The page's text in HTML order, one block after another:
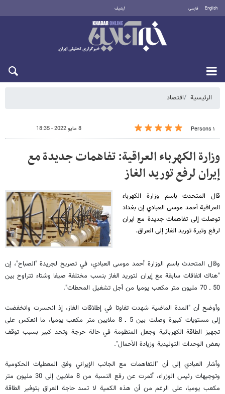
English فارسی أرشيف
الرئيسية اقتصاد
١ Persons 8 مايو 2022 - 18:35
وزارة الكهرباء العراقية: تفاهمات جديدة مع
إيران لرفع توريد الغاز
قال المتحدث باسم وزارة الكهرباء
العراقية أحمد موسى العبادي إن بغداد
توصلت إلى تفاهمات جديدة مع ايران
لرفع وتيرة توريد الغاز إلى العراق.
وقال المتحدث باسم الوزارة أحمد موسى العبادي، في تصريح لجريدة "الصباح"، إن
"هناك اتفاقات سابقة مع إيران لتوريد الغاز بنسب مختلفة صيفا وشتاء تتراوح بين
50 ـ 70 مليون متر مكعب يوميا من أجل تشغيل المحطات".
وأوضح أن "المدة الماضية شهدت تفاوتا في إطلاقات الغاز، إذ انحسرت وانخفضت
إلى مستويات كبيرة وصلت بين 5 ـ 8 ملايين متر مكعب يوميا، ما انعكس على
تجهيز الطاقة الكهربائية وجعل المنظومة في حالة حرجة وتحد كبير بسبب توقف
بعض الوحدات التوليدية وزيادة الأحمال".
وأشار العبادي إلى أن "التفاهمات مع الجانب الإيراني وفق المعطيات الحكومية
وتوجيهات رئيس الوزراء، أثمرت عن رفع النسبة من 8 ملايين إلى 30 مليون متر
مكعب يوميا، على الرغم من أن هذه الكمية لا تسد حاجة العراق بتوفير الطاقة